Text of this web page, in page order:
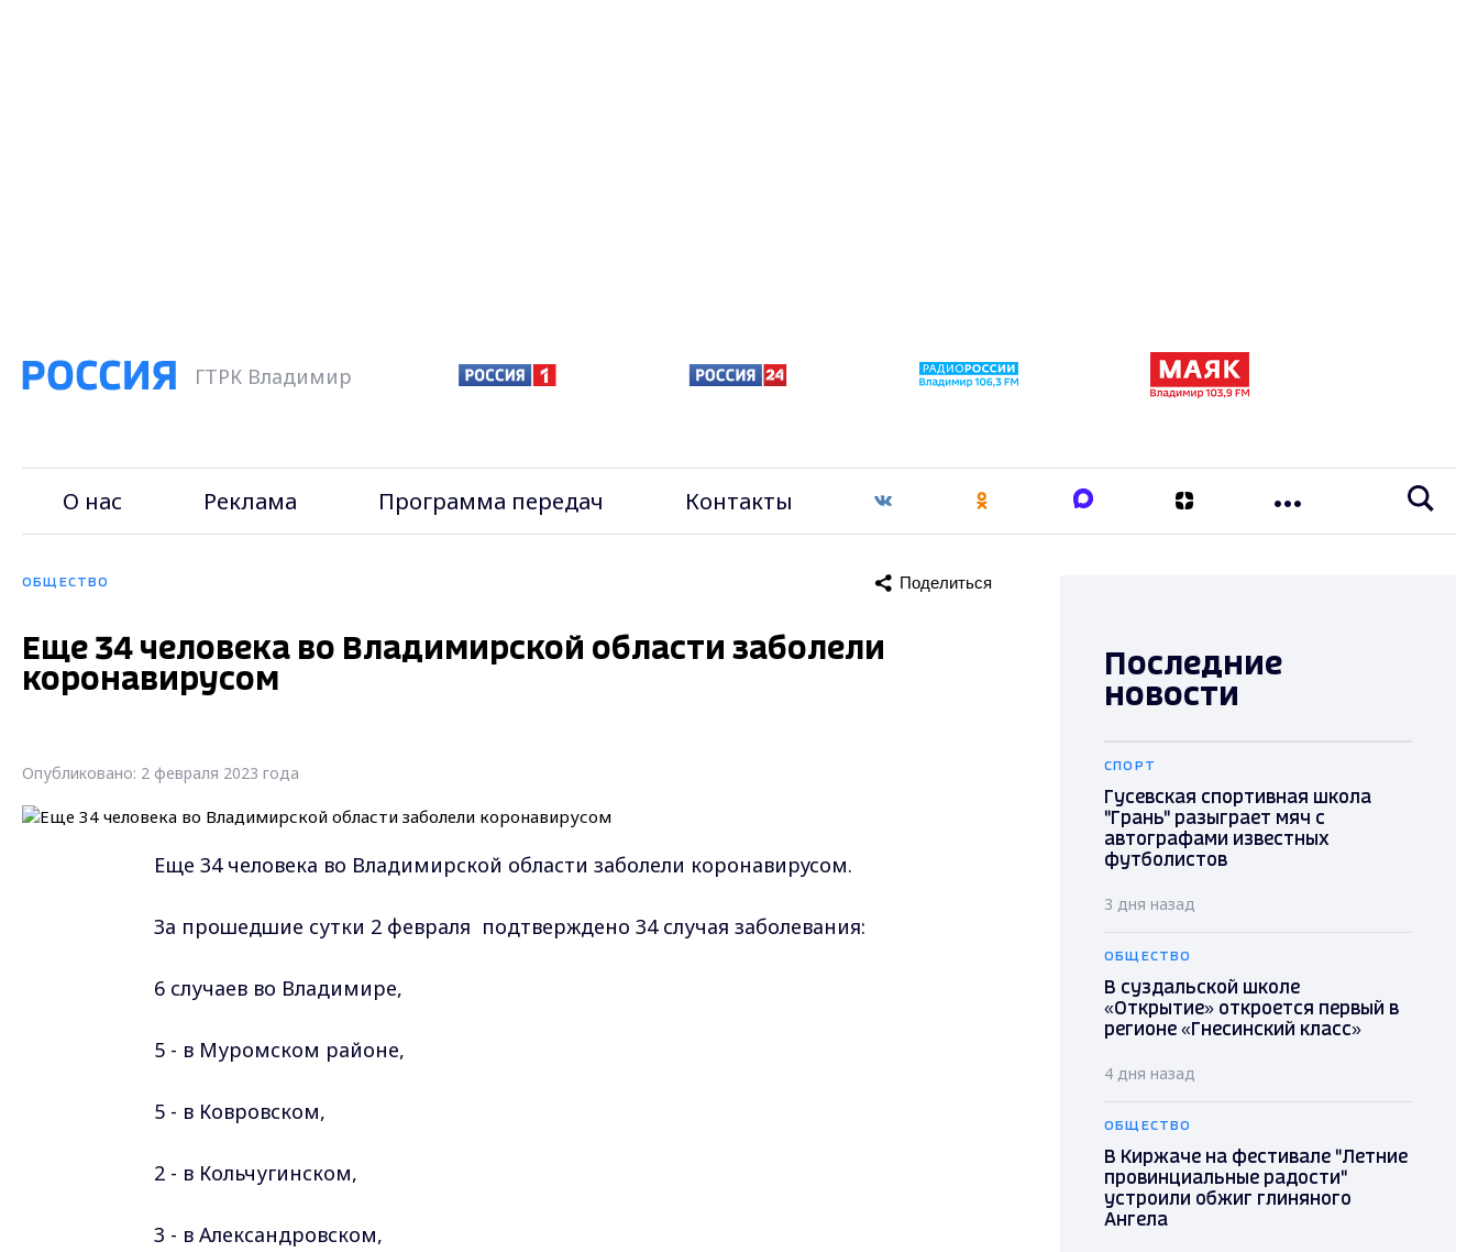
ГТРК Владимир
О нас Реклама Программа передач Контакты
ОБЩЕСТВО Поделиться
Еще 34 человека во Владимирской области заболели
коронавирусом
Опубликовано: 2 февраля 2023 года
Еще 34 человека во Владимирской области заболели коронавирусом.
За прошедшие сутки 2 февраля подтверждено 34 случая заболевания:
6 случаев во Владимире,
5 - в Муромском районе,
5 - в Ковровском,
2 - в Кольчугинском,
3 - в Александровском,
Последние
новости
СПОРТ
Гусевская спортивная школа
"Грань" разыграет мяч с
автографами известных
футболистов
3 дня назад
ОБЩЕСТВО
В суздальской школе
«Открытие» откроется первый в
регионе «Гнесинский класс»
4 дня назад
ОБЩЕСТВО
В Киржаче на фестивале "Летние
провинциальные радости"
устроили обжиг глиняного
Ангела